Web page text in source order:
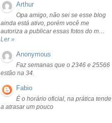
Arthur
Opa amigo, não sei se esse blog
ainda está ativo, porém você me
autoriza a publicar essas fotos do m…
Ler »
Anonymous
Faz semanas que o 2346 e 25566
estão na 34.
Fabio
É o horário oficial, na prática tende
a atrasar um pouco